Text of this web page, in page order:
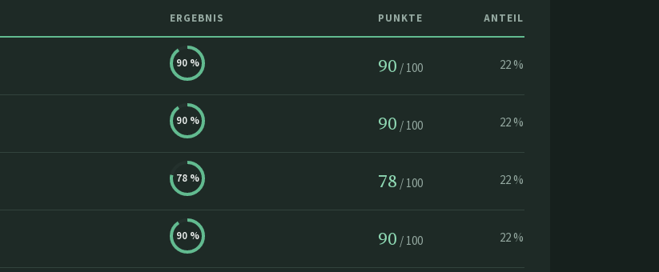
ERGEBNIS PUNKTE ANTEIL
90% 90 /100 22%
90% 90 /100 22%
78% 78 /100 22%
90% 90 /100 22%